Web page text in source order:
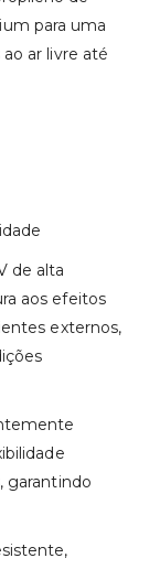
para uma
ar livre até
de alta
aos efeitos
externos,
garantindo